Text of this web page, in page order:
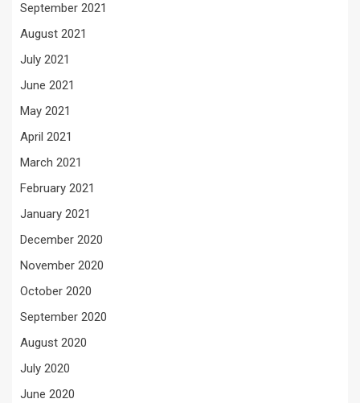
September 2021
August 2021
July 2021
June 2021
May 2021
April 2021
March 2021
February 2021
January 2021
December 2020
November 2020
October 2020
September 2020
August 2020
July 2020
June 2020